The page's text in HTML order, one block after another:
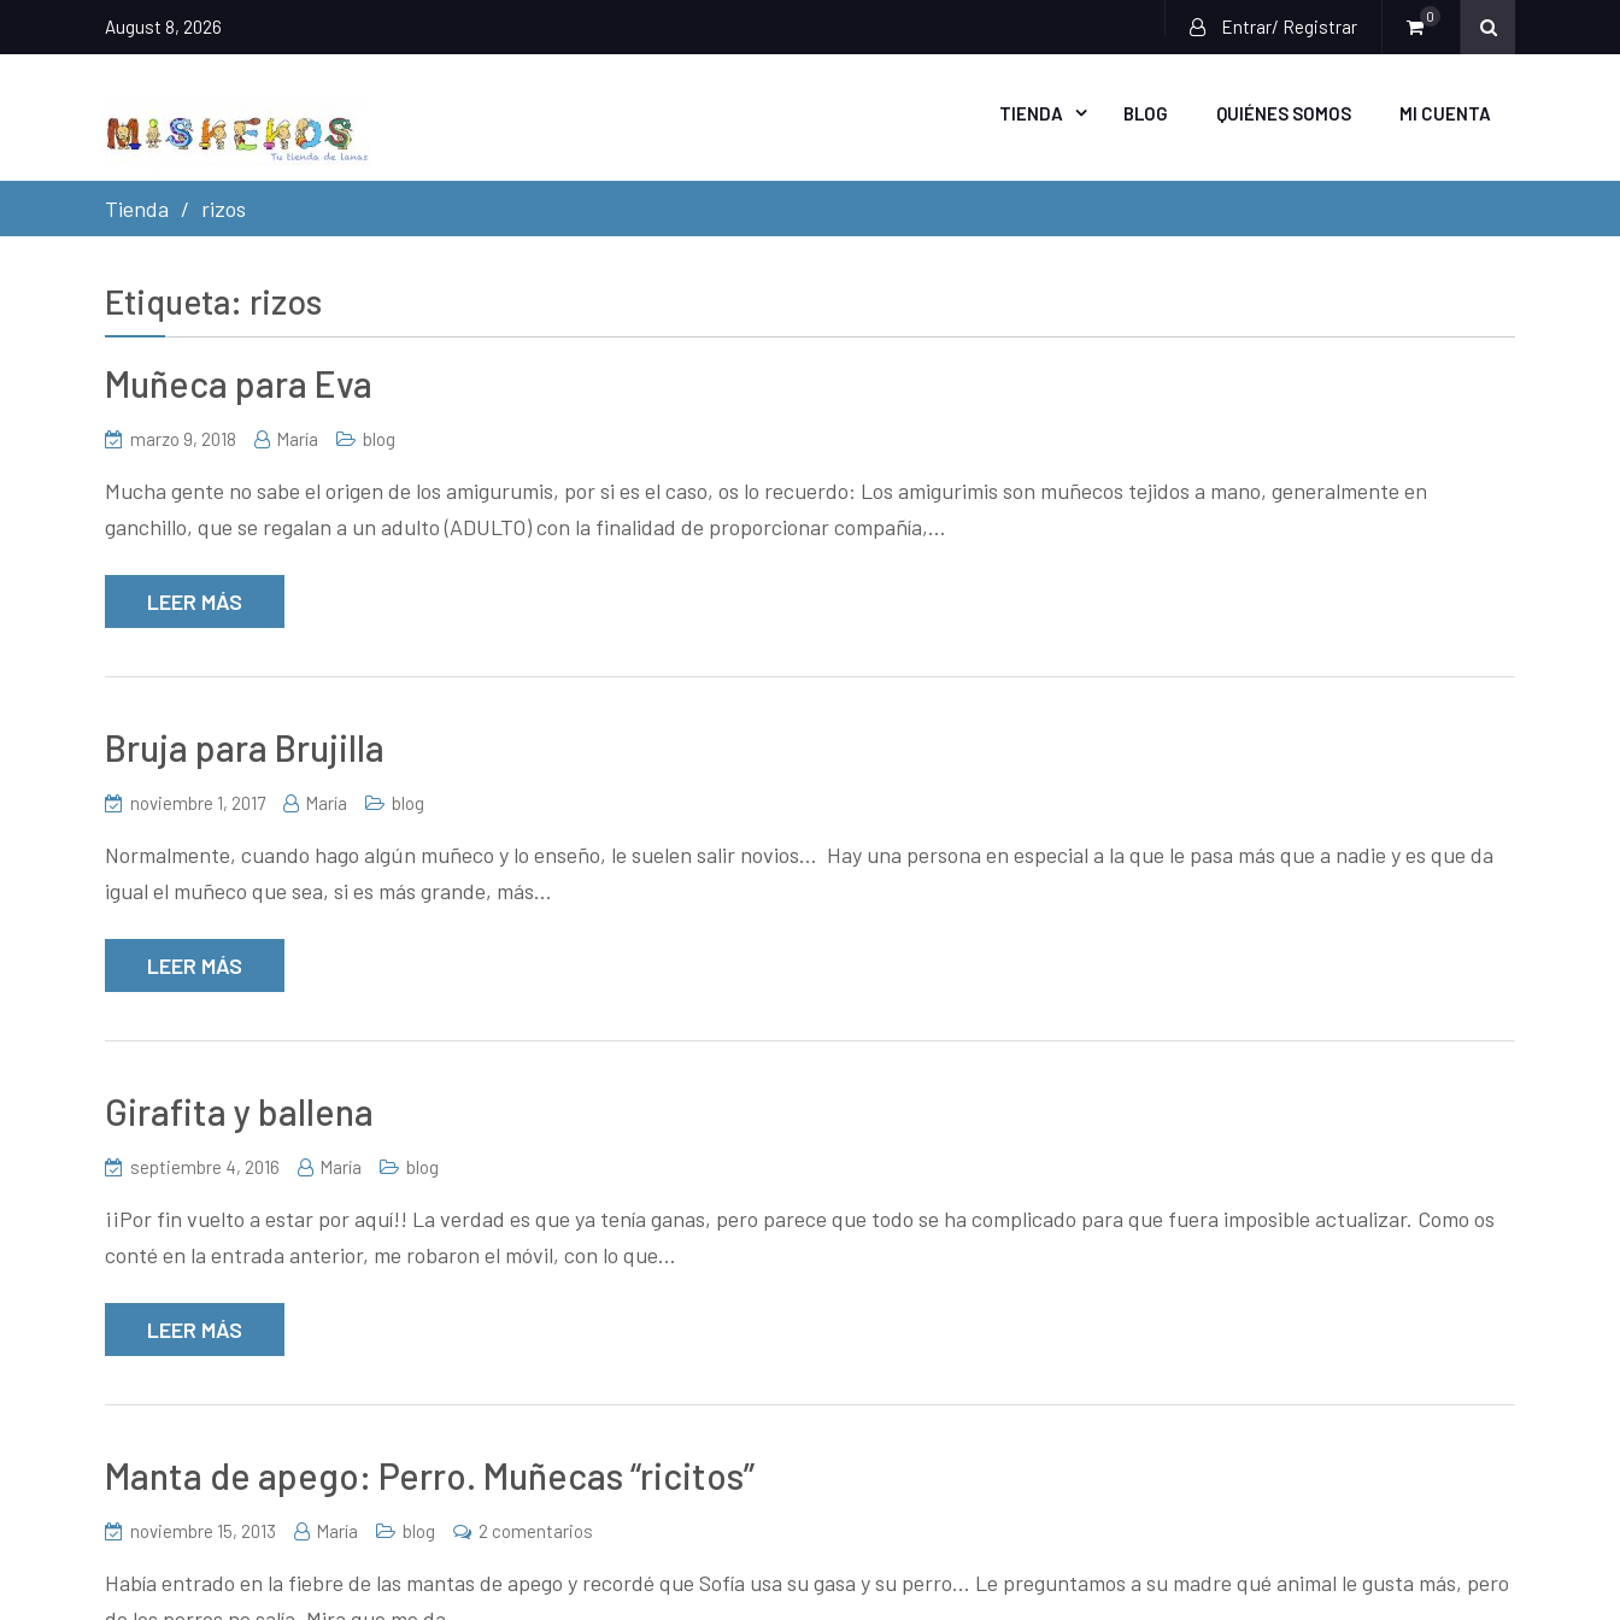
August 8, 2026 Entrar/ Registrar 0
TIENDA BLOG QUIÉNES SOMOS MI CUENTA
Tienda rizos
Etiqueta: rizos
Muñeca para Eva
marzo 9, 2018 María blog
Mucha gente no sabe el origen de los amigurumis, por si es el caso, os lo recuerdo: Los amigurimis son muñecos tejidos a mano, generalmente en
ganchillo, que se regalan a un adulto (ADULTO) con la finalidad de proporcionar compañía,…
LEER MÁS
Bruja para Brujilla
noviembre 1, 2017 María blog
Normalmente, cuando hago algún muñeco y lo enseño, le suelen salir novios… Hay una persona en especial a la que le pasa más que a nadie y es que da
igual el muñeco que sea, si es más grande, más…
LEER MÁS
Girafita y ballena
septiembre 4, 2016 María blog
¡¡Por fin vuelto a estar por aquí!! La verdad es que ya tenía ganas, pero parece que todo se ha complicado para que fuera imposible actualizar. Como os
conté en la entrada anterior, me robaron el móvil, con lo que…
LEER MÁS
Manta de apego: Perro. Muñecas “ricitos”
noviembre 15, 2013 María blog 2 comentarios
de
Había entrado en la fiebre de las mantas de apego y recordé que Sofía usa su gasa y su perro… Le preguntamos a su madre qué animal le gusta más, pero